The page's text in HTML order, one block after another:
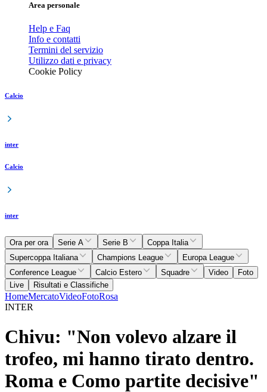
Area personale
Help e Faq
Info e contatti
Termini del servizio
Utilizzo dati e privacy
Cookie Policy
Calcio
inter
Calcio
inter
Ora per ora Serie A Serie B
Coppa Italia
Supercoppa Italiana
Champions League
Europa League
Conference League
Calcio Estero Squadre Video
Foto
Live
Risultati e Classifiche
HomeMercatoVideoFotoRosa
INTER
Chivu: "Non volevo alzare il
trofeo, mi hanno tirato dentro.
Roma e Como partite decisive"